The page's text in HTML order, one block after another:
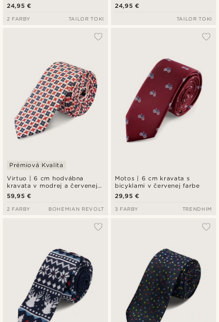
24,95 €
2 FARBY TAILOR TOKI
24,95 €
TAILOR TOKI
Virtuo | 6 cm hodvábna
kravata v modrej a červenej
farbe
Prémiová Kvalita
59,95 €
2 FARBY BOHEMIAN REVOLT
Motos | 6 cm kravata s
bicyklami v červenej farbe
29,95 €
3 FARBY TRENDHIM